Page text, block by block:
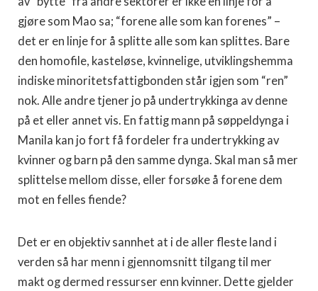
gjøre som Mao sa; “forene alle som kan forenes” –
det er en linje for å splitte alle som kan splittes. Bare
den homofile, kasteløse, kvinnelige, utviklingshemma
indiske minoritetsfattigbonden står igjen som “ren”
nok. Alle andre tjener jo på undertrykkinga av denne
på et eller annet vis. En fattig mann på søppeldynga i
Manila kan jo fort få fordeler fra undertrykking av
kvinner og barn på den samme dynga. Skal man så mer
splittelse mellom disse, eller forsøke å forene dem
mot en felles fiende?
Det er en objektiv sannhet at i de aller fleste land i
verden så har menn i gjennomsnitt tilgang til mer
makt og dermed ressurser enn kvinner. Dette gjelder